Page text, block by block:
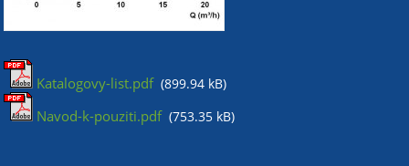
Katalogovy-list.pdf (899.94 kB)
Navod-k-pouziti.pdf (753.35 kB)